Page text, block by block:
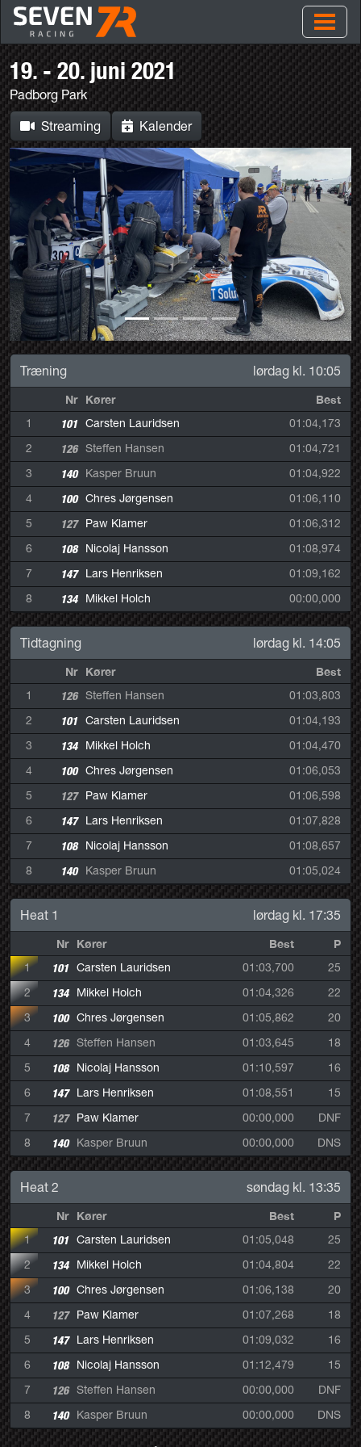
19. - 20. juni 2021
Padborg Park
Streaming Kalender
Træning lørdag kl. 10:05
Nr Kører Best
1 101 Carsten Lauridsen
01:04,173
2
126 Steffen Hansen
01:04,721
3
140 Kasper Bruun
01:04,922
4
100 Chres Jørgensen
01:06,110
5
127 Paw Klamer
01:06,312
6
108 Nicolaj Hansson
01:08,974
7
147 Lars Henriksen
01:09,162
8
134 Mikkel Holch 00:00,000
Tidtagning lørdag kl. 14:05
Nr Kører Best
1 126 Steffen Hansen
01:03,803
2
101 Carsten Lauridsen
01:04,193
3
134 Mikkel Holch
01:04,470
4
100 Chres Jørgensen
01:06,053
5
127 Paw Klamer
01:06,598
6
147 Lars Henriksen
01:07,828
7
108 Nicolaj Hansson
01:08,657
8
140 Kasper Bruun 01:05,024
Heat 1 lørdag kl. 17:35
Nr Kører Best P
1 101 Carsten Lauridsen 01:03,700
25
2
134 Mikkel Holch 01:04,326
22
3
100 Chres Jørgensen 01:05,862
20
4
126 Steffen Hansen 01:03,645
18
5
108 Nicolaj Hansson 01:10,597
16
6
147 Lars Henriksen 01:08,551
15
7
127 Paw Klamer 00:00,000
DNF
8
140 Kasper Bruun 00:00,000 DNS
Heat 2 søndag kl. 13:35
Nr Kører Best P
1 101 Carsten Lauridsen 01:05,048
25
2
134 Mikkel Holch 01:04,804
22
3
100 Chres Jørgensen 01:06,138
20
4
127 Paw Klamer 01:07,268
18
5
147 Lars Henriksen 01:09,032
16
6
108 Nicolaj Hansson 01:12,479
15
7
126 Steffen Hansen 00:00,000
DNF
8
140 Kasper Bruun 00:00,000 DNS